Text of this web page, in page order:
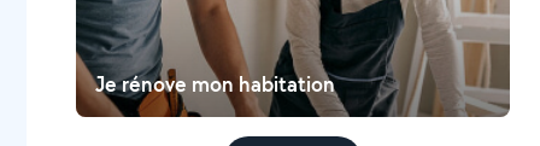
Je rénove mon habitation